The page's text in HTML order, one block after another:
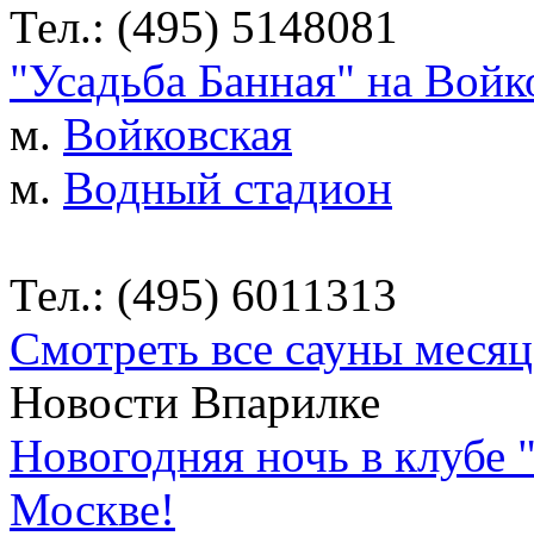
Тел.: (495) 5148081
"Усадьба Банная" на
м. Войковская
м. Водный стадион
Тел.: (495) 6011313
Смотреть все сауны
Новости Впарилке
Новогодняя ночь в
Москве!